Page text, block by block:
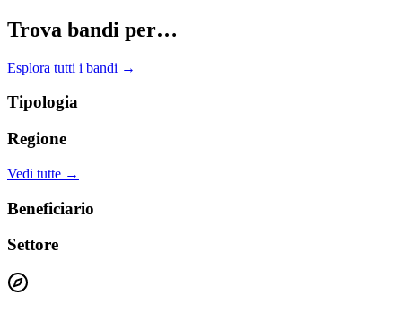
Trova bandi per…
Esplora tutti i bandi →
Tipologia
Regione
Vedi tutte →
Beneficiario
Settore